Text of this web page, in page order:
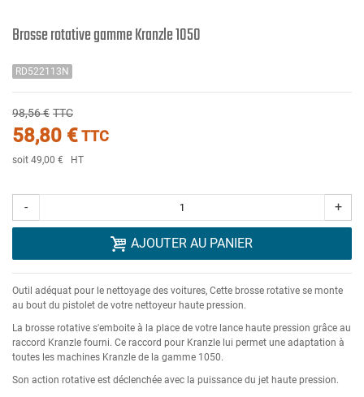
Brosse rotative gamme Kranzle 1050
RD522113N
98,56 € TTC
58,80 €TTC
soit 49,00 € HT
- +
AJOUTER AU PANIER
Outil adéquat pour le nettoyage des voitures, Cette brosse rotative se monte
au bout du pistolet de votre nettoyeur haute pression.
La brosse rotative s'emboite à la place de votre lance haute pression grâce au
raccord Kranzle fourni. Ce raccord pour Kranzle lui permet une adaptation à
toutes les machines Kranzle de la gamme 1050.
Son action rotative est déclenchée avec la puissance du jet haute pression.